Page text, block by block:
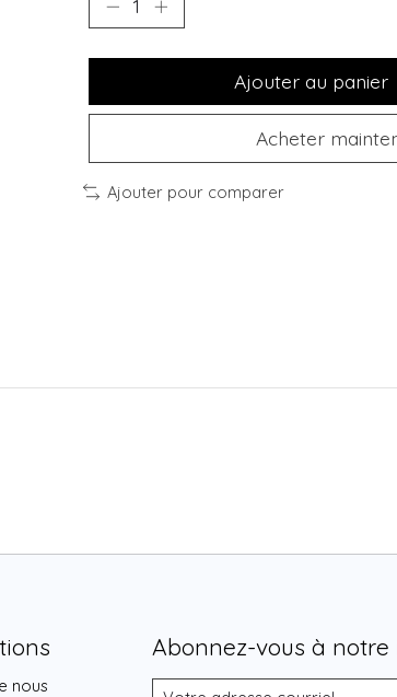
Ajouter au panier
Acheter
Ajouter pour comparer
nous
Abonnez-vous à